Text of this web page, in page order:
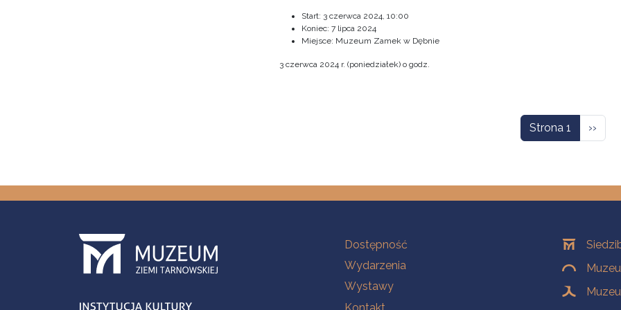
Start: 3 czerwca 2024, 10:00
Koniec: 7 lipca 2024
Miejsce: Muzeum Zamek w Dębnie
3 czerwca 2024 r. (poniedziałek) o godz.
Strona 1 ››
Na skróty
Dostępność
Wydarzenia
Wystawy
Oddziały